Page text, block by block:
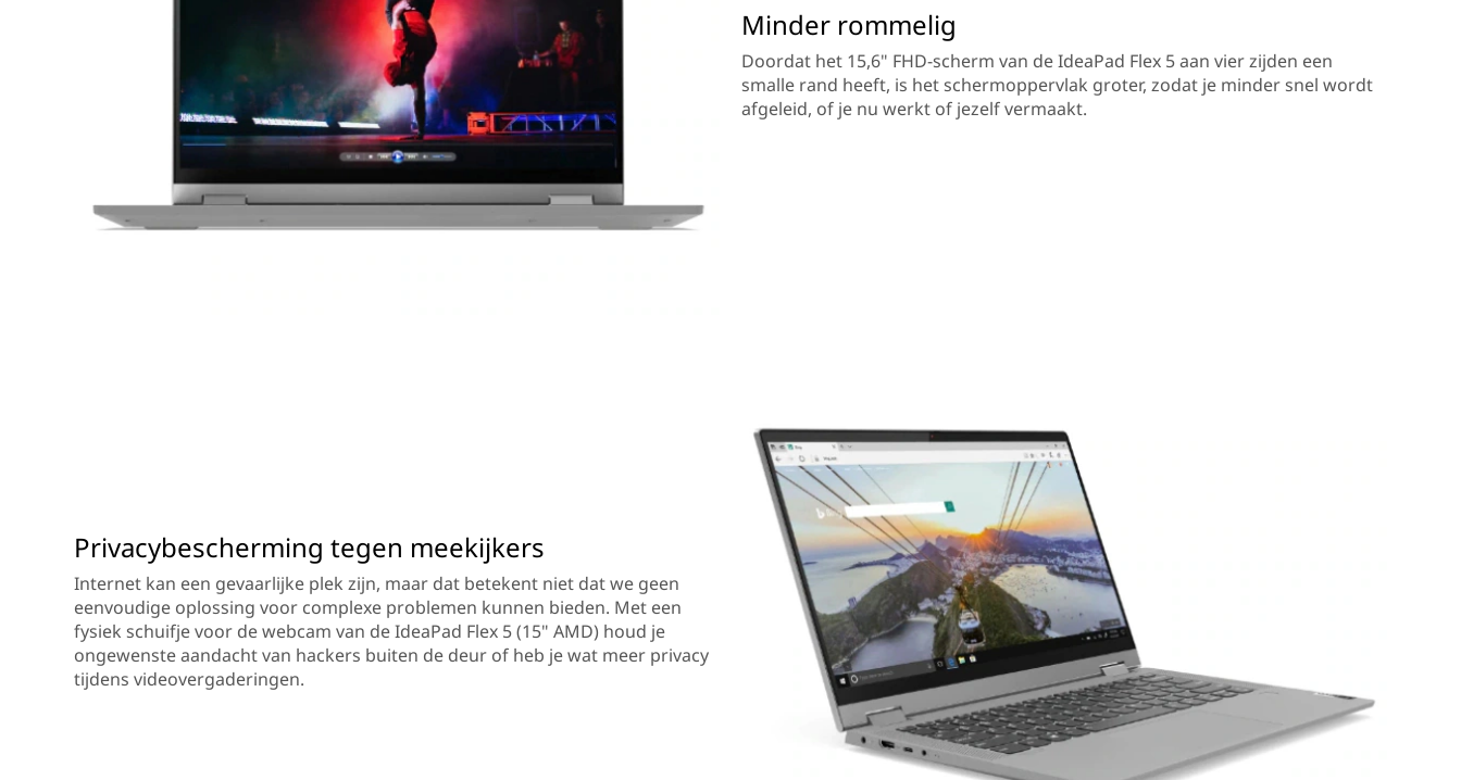
Minder rommelig
Doordat het 15,6" FHD-scherm van de IdeaPad Flex 5 aan vier zijden een
smalle rand heeft, is het schermoppervlak groter, zodat je minder snel wordt
afgeleid, of je nu werkt of jezelf vermaakt.
Privacybescherming tegen meekijkers
Internet kan een gevaarlijke plek zijn, maar dat betekent niet dat we geen
eenvoudige oplossing voor complexe problemen kunnen bieden. Met een
fysiek schuifje voor de webcam van de IdeaPad Flex 5 (15" AMD) houd je
ongewenste aandacht van hackers buiten de deur of heb je wat meer privacy
tijdens videovergaderingen.